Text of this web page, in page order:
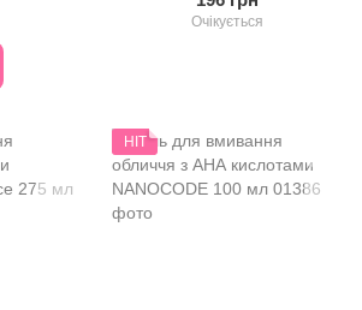
Очікується
HIT